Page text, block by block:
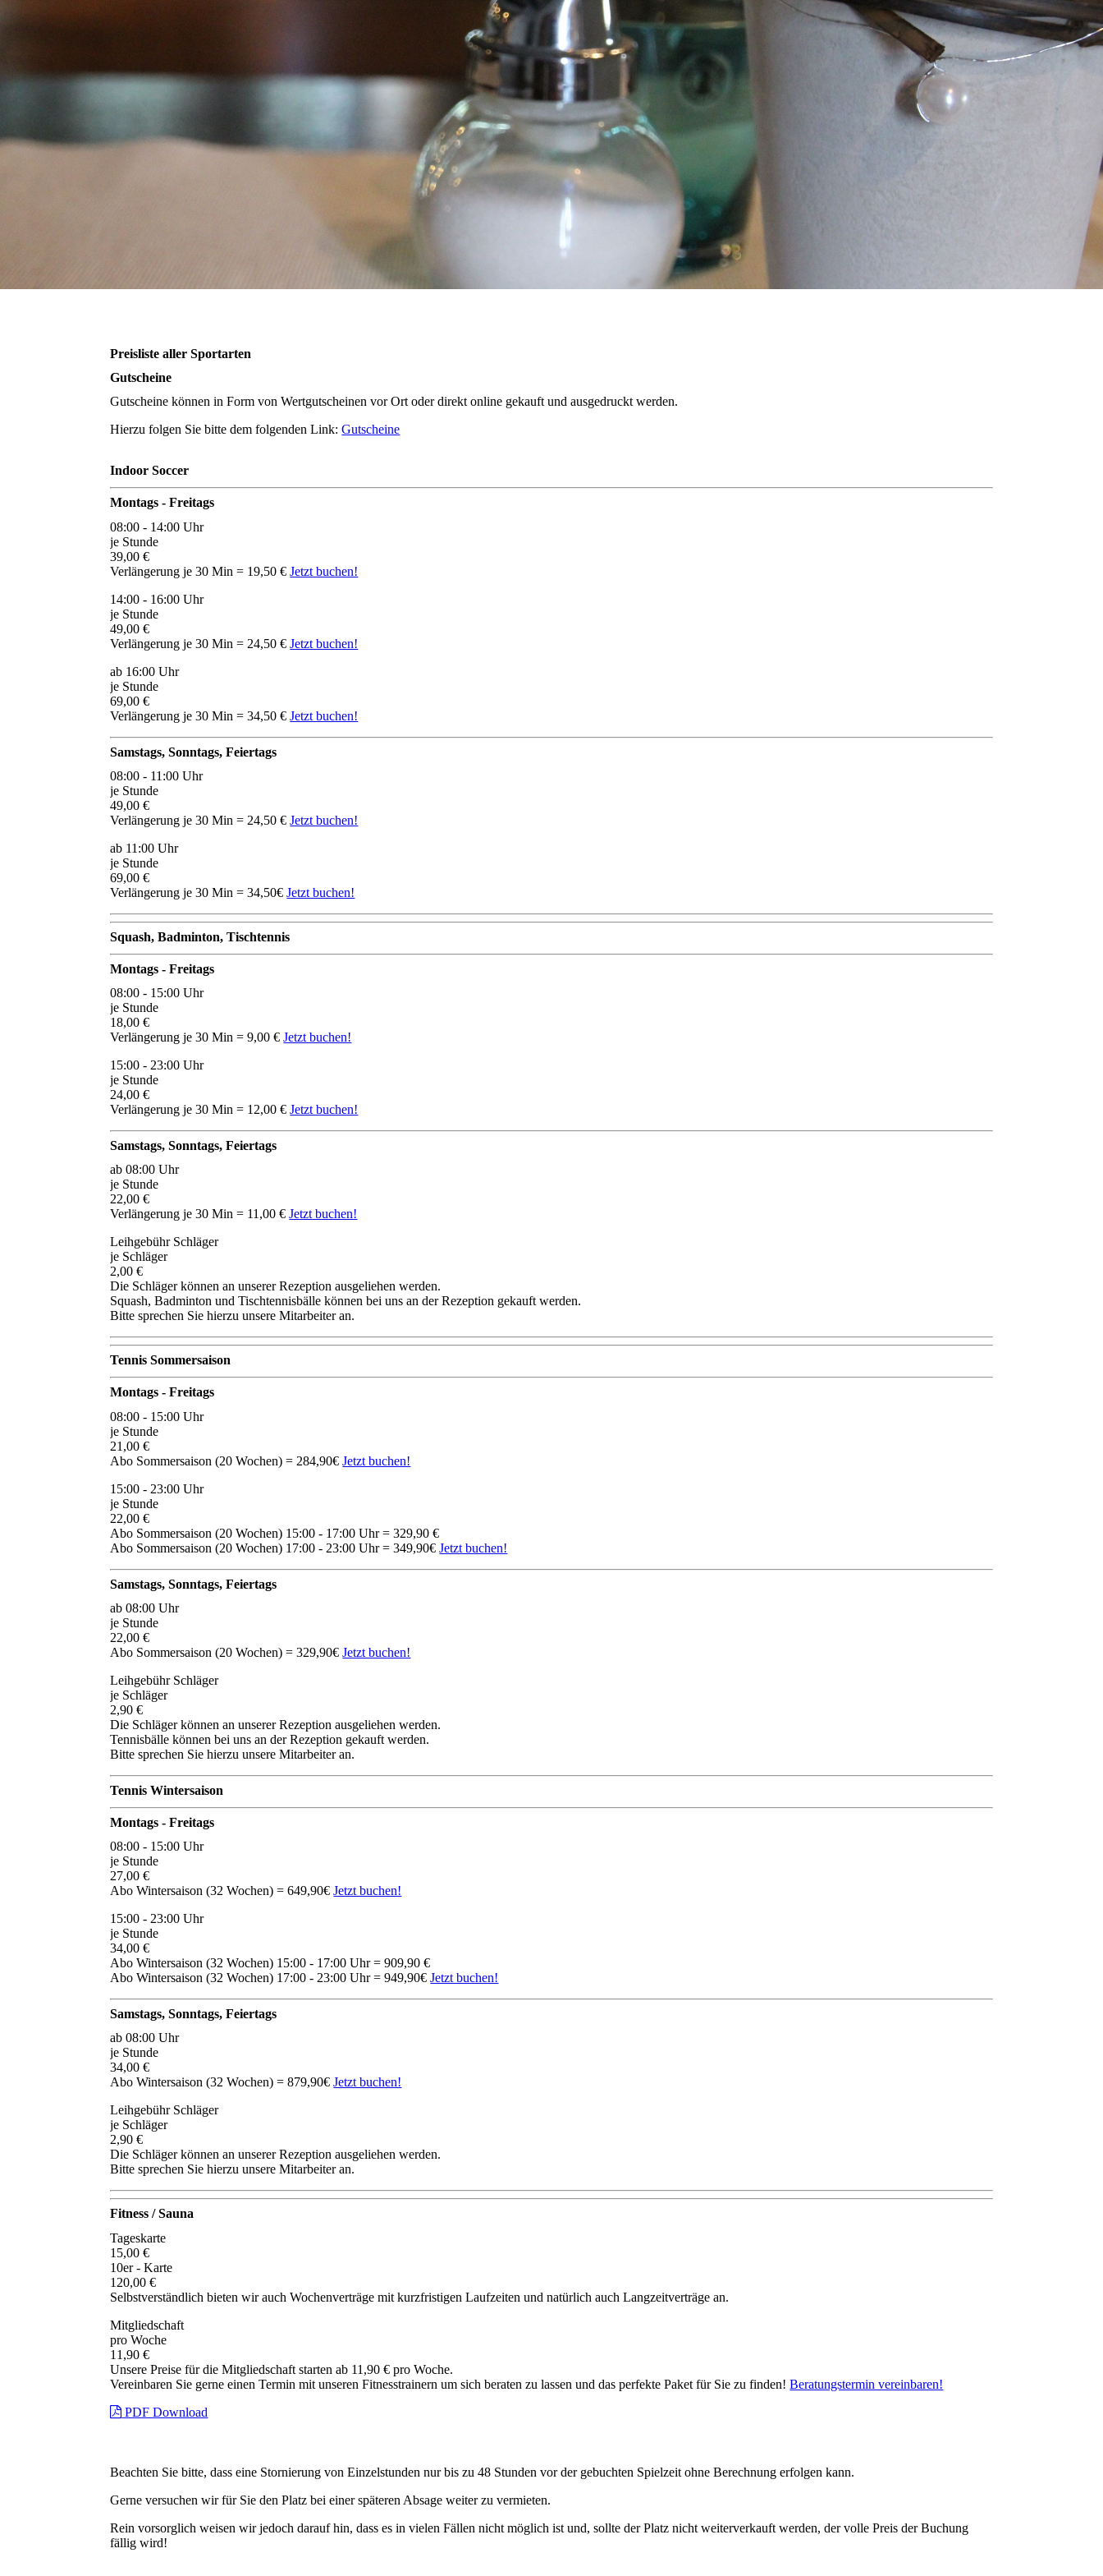
Preisliste aller Sportarten
Gutscheine
Gutscheine können in Form von Wertgutscheinen vor Ort oder direkt online gekauft und ausgedruckt werden.
Hierzu folgen Sie bitte dem folgenden Link:Gutscheine
Indoor Soccer
Montags - Freitags
08:00 - 14:00 Uhr
je Stunde
39,00 €
Verlängerung je 30 Min = 19,50 €Jetzt buchen!
14:00 - 16:00 Uhr
je Stunde
49,00 €
Verlängerung je 30 Min = 24,50 €Jetzt buchen!
ab 16:00 Uhr
je Stunde
69,00 €
Verlängerung je 30 Min = 34,50 €Jetzt buchen!
Samstags, Sonntags, Feiertags
08:00 - 11:00 Uhr
je Stunde
49,00 €
Verlängerung je 30 Min = 24,50 €Jetzt buchen!
ab 11:00 Uhr
je Stunde
69,00 €
Verlängerung je 30 Min = 34,50€Jetzt buchen!
Squash, Badminton, Tischtennis
Montags - Freitags
08:00 - 15:00 Uhr
je Stunde
18,00 €
Verlängerung je 30 Min = 9,00 €Jetzt buchen!
15:00 - 23:00 Uhr
je Stunde
24,00 €
Verlängerung je 30 Min = 12,00 €Jetzt buchen!
Samstags, Sonntags, Feiertags
ab 08:00 Uhr
je Stunde
22,00 €
Verlängerung je 30 Min = 11,00 €Jetzt buchen!
Leihgebühr Schläger
je Schläger
2,00 €
Die Schläger können an unserer Rezeption ausgeliehen werden.
Squash, Badminton und Tischtennisbälle können bei uns an der Rezeption gekauft werden.
Bitte sprechen Sie hierzu unsere Mitarbeiter an.
Tennis Sommersaison
Montags - Freitags
08:00 - 15:00 Uhr
je Stunde
21,00 €
Abo Sommersaison (20 Wochen) = 284,90€Jetzt buchen!
15:00 - 23:00 Uhr
je Stunde
22,00 €
Abo Sommersaison (20 Wochen) 15:00 - 17:00 Uhr = 329,90 €
Abo Sommersaison (20 Wochen) 17:00 - 23:00 Uhr = 349,90€Jetzt buchen!
Samstags, Sonntags, Feiertags
ab 08:00 Uhr
je Stunde
22,00 €
Abo Sommersaison (20 Wochen) = 329,90€Jetzt buchen!
Leihgebühr Schläger
je Schläger
2,90 €
Die Schläger können an unserer Rezeption ausgeliehen werden.
Tennisbälle können bei uns an der Rezeption gekauft werden.
Bitte sprechen Sie hierzu unsere Mitarbeiter an.
Tennis Wintersaison
Montags - Freitags
08:00 - 15:00 Uhr
je Stunde
27,00 €
Abo Wintersaison (32 Wochen) = 649,90€Jetzt buchen!
15:00 - 23:00 Uhr
je Stunde
34,00 €
Abo Wintersaison (32 Wochen) 15:00 - 17:00 Uhr = 909,90 €
Abo Wintersaison (32 Wochen) 17:00 - 23:00 Uhr = 949,90€Jetzt buchen!
Samstags, Sonntags, Feiertags
ab 08:00 Uhr
je Stunde
34,00 €
Abo Wintersaison (32 Wochen) = 879,90€Jetzt buchen!
Leihgebühr Schläger
je Schläger
2,90 €
Die Schläger können an unserer Rezeption ausgeliehen werden.
Bitte sprechen Sie hierzu unsere Mitarbeiter an.
Fitness / Sauna
Tageskarte
15,00 €
10er - Karte
120,00 €
Selbstverständlich bieten wir auch Wochenverträge mit kurzfristigen Laufzeiten und natürlich auch Langzeitverträge an.
Mitgliedschaft
pro Woche
11,90 €
Unsere Preise für die Mitgliedschaft starten ab 11,90 € pro Woche.
Vereinbaren Sie gerne einen Termin mit unseren Fitnesstrainern um sich beraten zu lassen und das perfekte Paket für Sie zu finden!Beratungstermin vereinbaren!
PDF Download
Beachten Sie bitte, dass eine Stornierung von Einzelstunden nur bis zu 48 Stunden vor der gebuchten Spielzeit ohne Berechnung erfolgen kann.
Gerne versuchen wir für Sie den Platz bei einer späteren Absage weiter zu vermieten.
Rein vorsorglich weisen wir jedoch darauf hin, dass es in vielen Fällen nicht möglich ist und, sollte der Platz nicht weiterverkauft werden, der volle Preis der Buchung
fällig wird!